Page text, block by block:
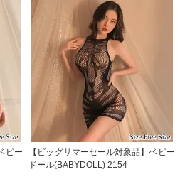
ビー
【ビッグサマーセール対象品】ベビー
ドール(BABYDOLL) 2154